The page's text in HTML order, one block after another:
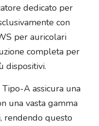
dedicato per
con
per auricolari
completa per
dispositivi.
A assicura una
una vasta gamma
rendendo questo